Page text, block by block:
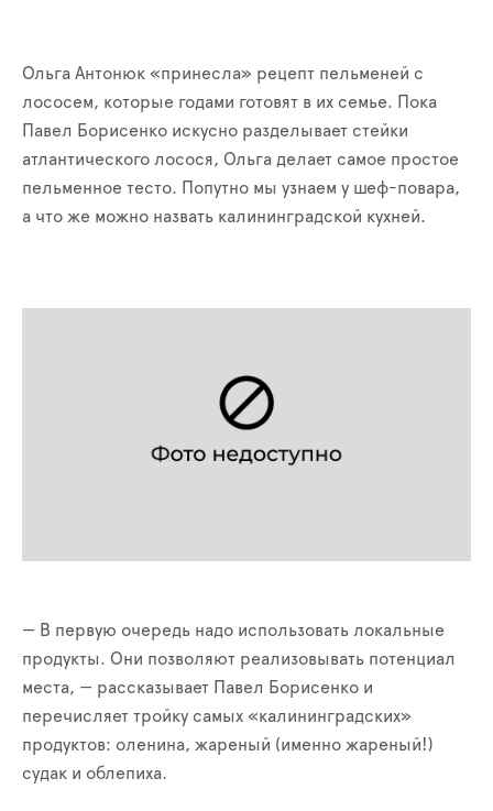
Ольга Антонюк «принесла» рецепт пельменей с
лососем, которые годами готовят в их семье. Пока
Павел Борисенко искусно разделывает стейки
атлантического лосося, Ольга делает самое простое
пельменное тесто. Попутно мы узнаем у шеф-повара,
а что же можно назвать калининградской кухней.
— В первую очередь надо использовать локальные
продукты. Они позволяют реализовывать потенциал
места, — рассказывает Павел Борисенко и
перечисляет тройку самых «калининградских»
продуктов: оленина, жареный (именно жареный!)
судак и облепиха.